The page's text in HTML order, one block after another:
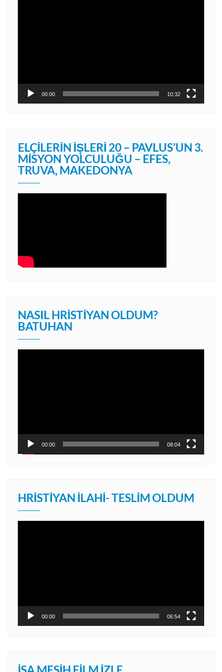
00:00 10:32
ELÇILERIN İŞLERI 20 – PAVLUS’UN 3.
MISYON YOLCULUĞU – EFES,
TRUVA, MAKEDONYA
NASIL HRISTIYAN OLDUM?
BATUHAN
00:00 08:04
HRISTIYAN İLAHI- TESLIM OLDUM
00:00 06:54